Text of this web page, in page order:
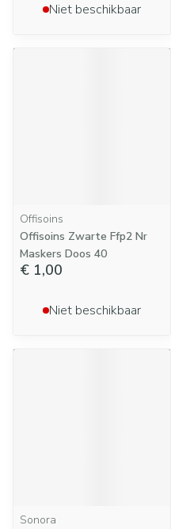
Niet beschikbaar
Offisoins
Offisoins Zwarte Ffp2 Nr
Maskers Doos 40
€ 1,00
Niet beschikbaar
Sonora